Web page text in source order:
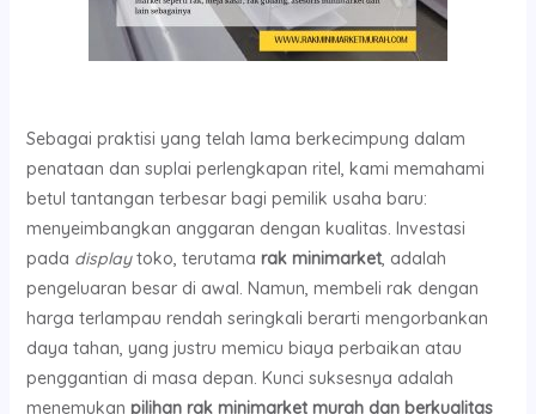
Sebagai praktisi yang telah lama berkecimpung dalam
penataan dan suplai perlengkapan ritel, kami memahami
betul tantangan terbesar bagi pemilik usaha baru:
menyeimbangkan anggaran dengan kualitas. Investasi
pada displaytoko, terutama rak minimarket, adalah
pengeluaran besar di awal. Namun, membeli rak dengan
harga terlampau rendah seringkali berarti mengorbankan
daya tahan, yang justru memicu biaya perbaikan atau
penggantian di masa depan. Kunci suksesnya adalah
menemukan pilihan rak minimarket murah dan berkualitas